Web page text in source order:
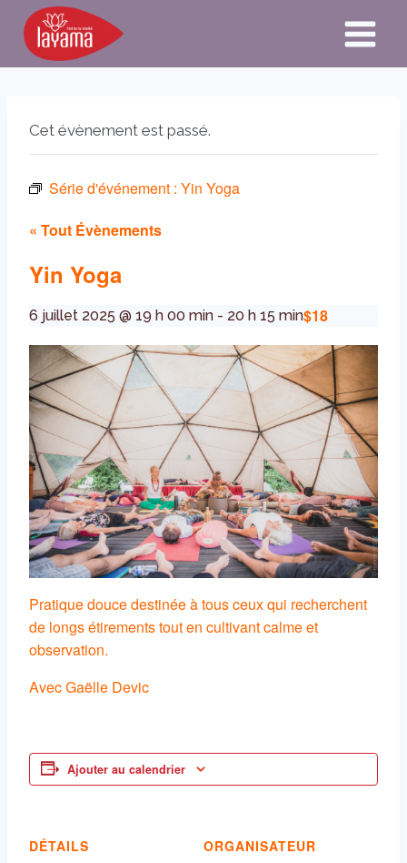
Aller
contenu
Cet évènement est passé.
Série d'événement : Yin Yoga
« Tout Évènements
Yin Yoga
6 juillet 2025 @ 19 h 00 min - 20 h 15 min$18
Pratique douce destinée à tous ceux qui recherchent
de longs étirements tout en cultivant calme et
observation.
Avec Gaëlle Devic
Ajouter au calendrier
DÉTAILS
ORGANISATEUR